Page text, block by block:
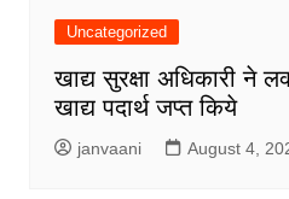
Uncategorized
खाद्य सुरक्षा अधिकारी ने
खाद्य पदार्थ जप्त किये
janvaani August 4,